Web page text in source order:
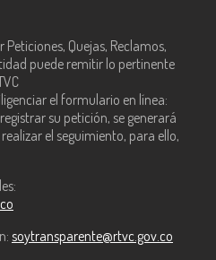
Quejas, Reclamos,
puede remitir lo pertinente
el formulario en línea:
su petición, se generará
el seguimiento, para ello,
soytransparente@rtvc.gov.co